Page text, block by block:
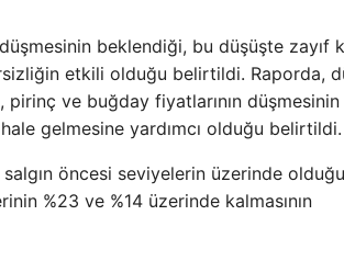
beklendiği, bu düşüşte zayıf
etkili olduğu belirtildi. Raporda,
pirinç ve buğday fiyatlarının
gelmesine yardımcı olduğu belirtildi.
öncesi seviyelerin üzerinde olduğu
%23 ve %14 üzerinde kalmasının